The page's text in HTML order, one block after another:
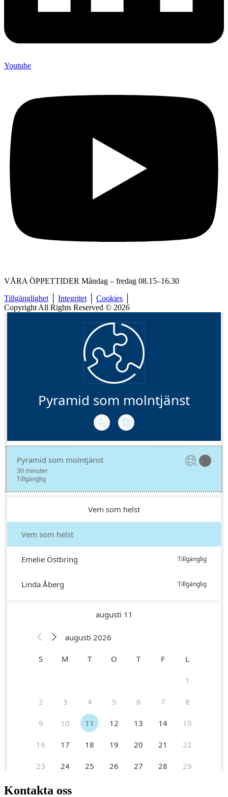
Youtube
VÅRA ÖPPETTIDER Måndag – fredag 08.15–16.30
Tillgänglighet
Integritet Cookies
Copyright All Rights Reserved © 2026
Kontakta oss